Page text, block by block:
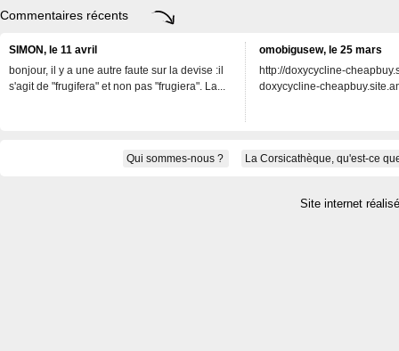
Commentaires récents
SIMON, le 11 avril
bonjour, il y a une autre faute sur la devise :il
s'agit de "frugifera" et non pas "frugiera". La...
omobigusew, le 25 mars
http://doxycycline-
doxycycline-
Qui sommes-nous ? La Corsicathèque, qu'est-ce
Site internet